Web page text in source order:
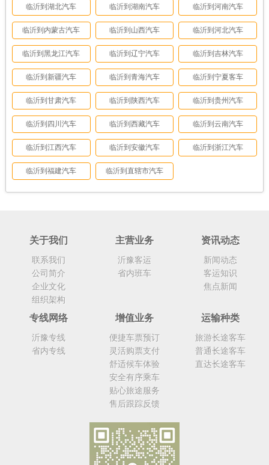
临沂到湖北汽车 临沂到湖南汽车 临沂到河南汽车
临沂到内蒙古汽车 临沂到山西汽车 临沂到河北汽车
临沂到黑龙江汽车 临沂到辽宁汽车 临沂到吉林汽车
临沂到新疆汽车 临沂到青海汽车 临沂到宁夏客车
临沂到甘肃汽车 临沂到陕西汽车 临沂到贵州汽车
临沂到四川汽车 临沂到西藏汽车 临沂到云南汽车
临沂到江西汽车 临沂到安徽汽车 临沂到浙江汽车
临沂到福建汽车 临沂到直辖市汽车
关于我们
联系我们
公司简介
企业文化
组织架构
主营业务
沂豫客运
省内班车
资讯动态
新闻动态
客运知识
焦点新闻
专线网络
沂豫专线
省内专线
增值业务
便捷车票预订
灵活购票支付
舒适候车体验
安全有序乘车
贴心旅途服务
售后跟踪反馈
运输种类
旅游长途客车
普通长途客车
直达长途客车